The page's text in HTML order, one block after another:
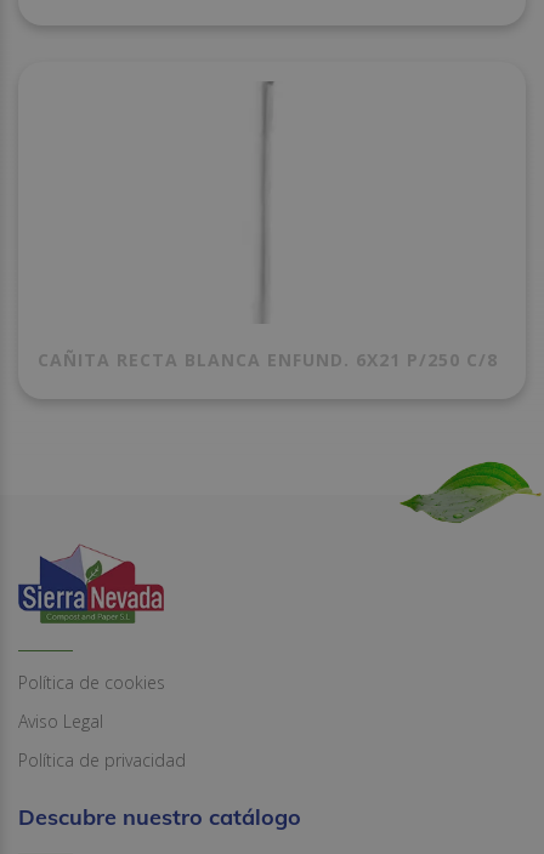
CAÑITA RECTA BLANCA ENFUND. 6X21 P/250 C/8
Política de cookies
Aviso Legal
Política de privacidad
Descubre nuestro catálogo